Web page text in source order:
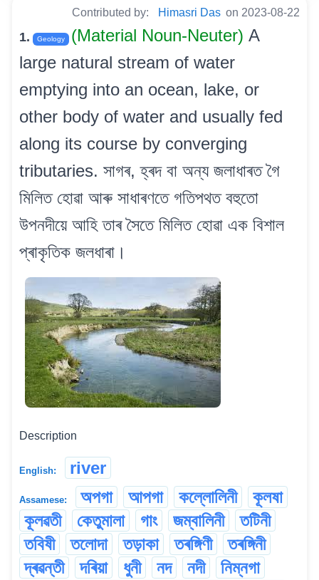
Contributed by: Himasri Das on 2023-08-22
1. Geology (Material Noun-Neuter) A
large natural stream of water
emptying into an ocean, lake, or
other body of water and usually fed
along its course by converging
tributaries. সাগৰ, হ্ৰদ বা অন্য জলাধাৰত গৈ
মিলিত হোৱা আৰু সাধাৰণতে গতিপথত বহুতো
উপনদীয়ে আহি তাৰ সৈতে মিলিত হোৱা এক বিশাল
প্ৰাকৃতিক জলধাৰা।
Description
English: river
Assamese: অপগা আপগা কল্লোলিনী
কূলষা
কূলৱতী
কেতুমালা গাং জম্বালিনী
তটিনী
তবিষী
তলোদা তড়াকা তৰঙ্গিণী
তৰঙ্গিনী
দ্ৰৱন্তী
দৰিয়া ধুনী নদ নদী
নিম্নগা